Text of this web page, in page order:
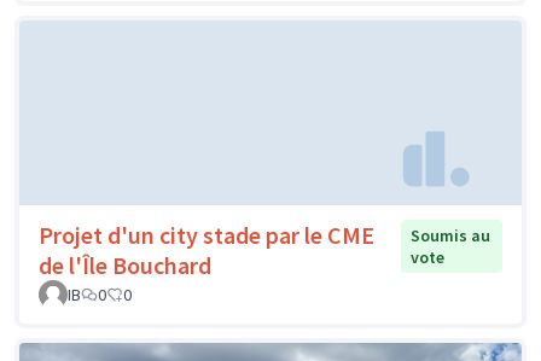
Projet d'un city stade par le CME
de l'Île Bouchard
Soumis au
vote
IB
0 0